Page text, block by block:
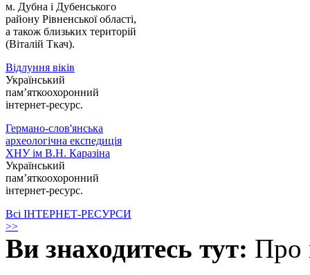
м. Дубна і Дубенського
району Рівненської області,
а також близьких територій
(Віталій Ткач).
Відлуння віків
Український
пам’яткоохоронний
інтернет-ресурс.
Германо-слов'янська
археологічна експедиція
ХНУ ім В.Н. Каразіна
Український
пам’яткоохоронний
інтернет-ресурс.
Всі ІНТЕРНЕТ-РЕСУРСИ
>>
Ви знаходитесь тут: Про